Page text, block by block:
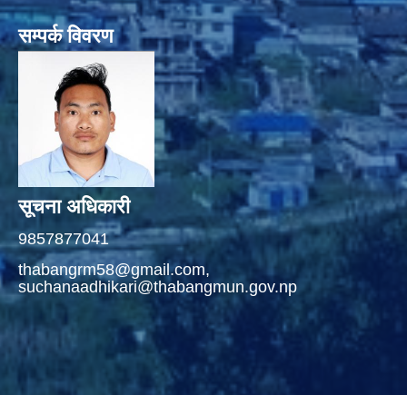
सम्पर्क विवरण
सूचना अधिकारी
9857877041
thabangrm58@gmail.com,
suchanaadhikari@thabangmun.gov.np